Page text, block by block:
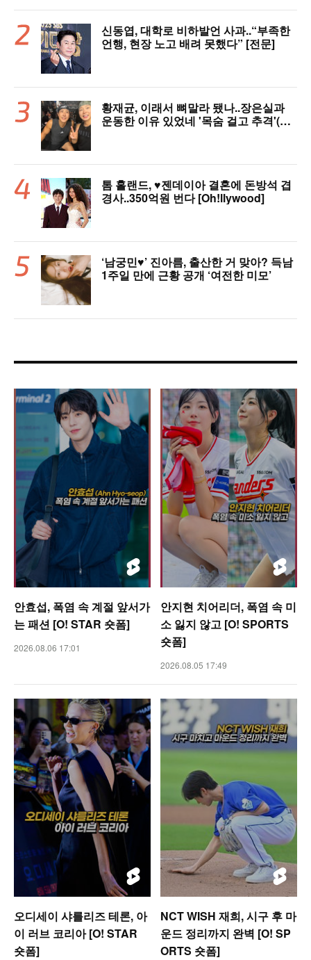
신동엽, 대학로 비하발언 사과..“부족한
언행, 현장 노고 배려 못했다” [전문]
황재균, 이래서 뼈말라 됐나..장은실과
운동한 이유 있었네 '목숨 걸고 추격'(술
톰 홀랜드, ♥︎젠데이아 결혼에 돈방석 겹
경사..350억원 번다 [Oh!llywood]
‘남궁민♥’ 진아름, 출산한 거 맞아? 득남
1주일 만에 근황 공개 ‘여전한 미모’
안효섭, 폭염 속 계절 앞서가
는 패션 [O! STAR 숏폼]
2026.08.06 17:01
안지현 치어리더, 폭염 속 미
소 잃지 않고 [O! SPORTS
숏폼]
2026.08.05 17:49
오디세이 샤를리즈 테론, 아
이 러브 코리아 [O! STAR
숏폼]
NCT WISH 재희, 시구 후 마
운드 정리까지 완벽 [O! SP
ORTS 숏폼]